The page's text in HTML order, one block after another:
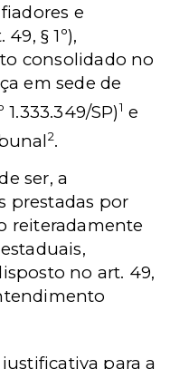
e
§ 1º),
consolidado no
em sede de
SP)1 e
2.
ser, a
prestadas por
reiteradamente
no art. 49,
para a